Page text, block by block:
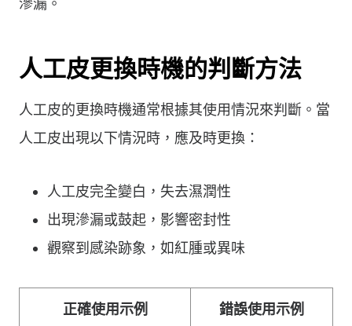
人工皮更換時機的判斷方法
人工皮的更換時機通常根據其使用情況來判斷。當
人工皮出現以下情況時，應及時更換：
人工皮完全變白，失去濕潤性
出現滲漏或鼓起，影響密封性
觀察到感染跡象，如紅腫或異味
正確使用示例 錯誤使用示例